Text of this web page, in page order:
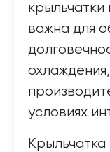
крыльчатки
важна для
условиях